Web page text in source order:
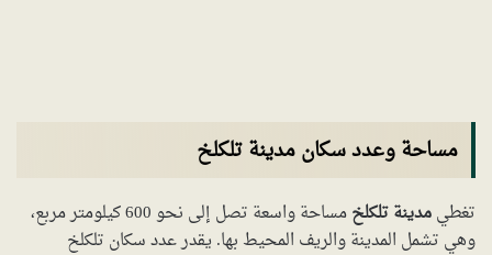
مساحة وعدد سكان مدينة تلكلخ
تغطيمدينة تلكلخ
مساحة واسعة تصل إلى نحو 600 كيلومتر مربع،
وهي تشمل المدينة والريف المحيط بها. يقدر عدد سكان تلكلخ